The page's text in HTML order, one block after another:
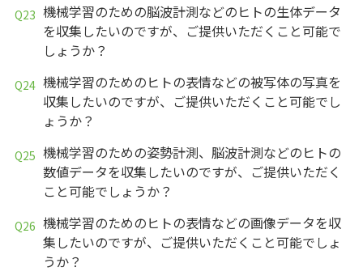
機械学習のための脳波計測などのヒトの生体データ
を収集したいのですが、ご提供いただくこと可能で
しょうか？
機械学習のためのヒトの表情などの被写体の写真を
収集したいのですが、ご提供いただくこと可能でし
ょうか？
機械学習のための姿勢計測、脳波計測などのヒトの
数値データを収集したいのですが、ご提供いただく
こと可能でしょうか？
機械学習のためのヒトの表情などの画像データを収
集したいのですが、ご提供いただくこと可能でしょ
うか？